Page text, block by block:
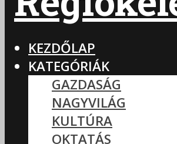
KEZDŐLAP
KATEGÓRIÁK
GAZDASÁG
NAGYVILÁG
KULTÚRA
OKTATÁS